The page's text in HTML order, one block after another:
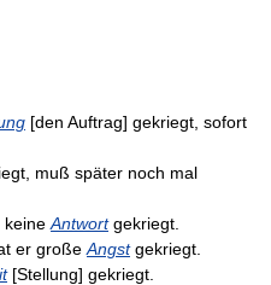
[den Auftrag] gekriegt, sofort
muß später noch mal
keine Antwort gekriegt.
er große Angst gekriegt.
[Stellung] gekriegt.